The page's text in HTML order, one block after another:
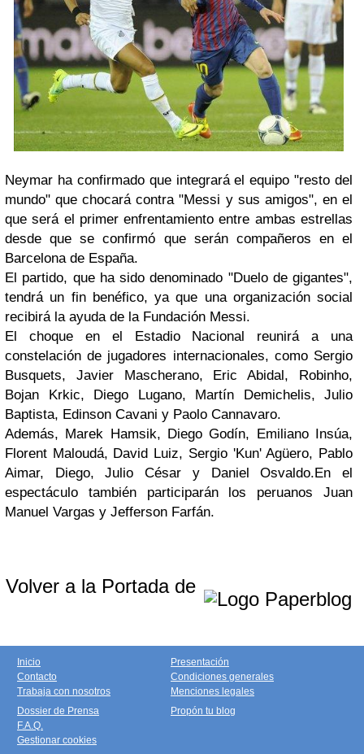
Neymar ha confirmado que integrará el equipo "resto del
mundo" que chocará contra "Messi y sus amigos", en el
que será el primer enfrentamiento entre ambas estrellas
desde que se confirmó que serán compañeros en el
Barcelona de España.
El partido, que ha sido denominado "Duelo de gigantes",
tendrá un fin benéfico, ya que una organización social
recibirá la ayuda de la Fundación Messi.
El choque en el Estadio Nacional reunirá a una
constelación de jugadores internacionales, como Sergio
Busquets, Javier Mascherano, Eric Abidal, Robinho,
Bojan Krkic, Diego Lugano, Martín Demichelis, Julio
Baptista, Edinson Cavani y Paolo Cannavaro.
Además, Marek Hamsik, Diego Godín, Emiliano Insúa,
Florent Maloudá, David Luiz, Sergio 'Kun' Agüero, Pablo
Aimar, Diego, Julio César y Daniel Osvaldo.En el
espectáculo también participarán los peruanos Juan
Manuel Vargas y Jefferson Farfán.
Volver a la Portada de
Inicio
Contacto
Trabaja con nosotros
Presentación
Condiciones generales
Menciones legales
Dossier de Prensa
F.A.Q.
Gestionar cookies
Propón tu blog